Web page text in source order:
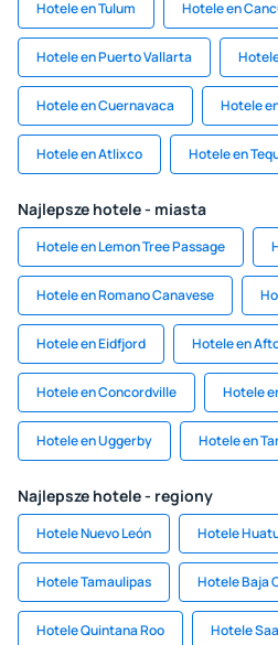
Hotele en Tulum Hotele en
Hotele en Puerto Vallarta
Hotele en Cuernavaca Hotele
Hotele en Atlixco Hotele en
Najlepsze hotele - miasta
Hotele en Lemon Tree Passage
Hotele en Romano Canavese
Hotele en Eidfjord Hotele en
Hotele en Concordville Hotele
Hotele en Uggerby Hotele en
Najlepsze hotele - regiony
Hotele Nuevo León Hotele
Hotele Tamaulipas Hotele Baja
Hotele Quintana Roo Hotele